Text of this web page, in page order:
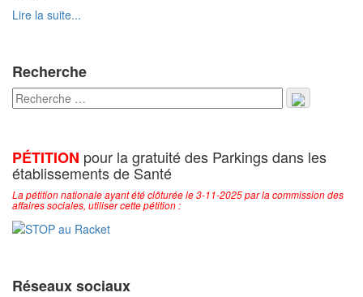
Lire la suite...
Recherche
PÉTITION pour la gratuité des Parkings dans les
établissements de Santé
La pétition nationale ayant été clôturée le 3-11-2025 par la commission des
affaires sociales, utiliser cette pétition :
Réseaux sociaux